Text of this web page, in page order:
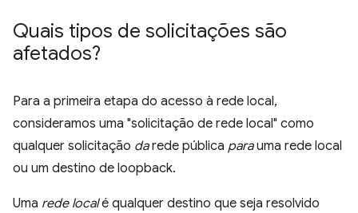
Quais tipos de solicitações são
afetados?
Para a primeira etapa do acesso à rede local,
consideramos uma "solicitação de rede local" como
qualquer solicitação darede pública parauma rede local
ou um destino de loopback.
Uma rede localé qualquer destino que seja resolvido